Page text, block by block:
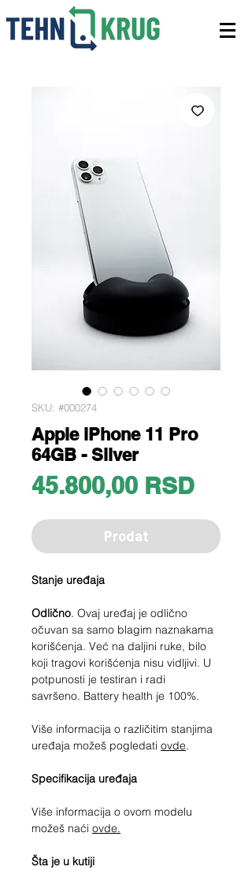
SKU: #000274
Apple iPhone 11 Pro
64GB - Silver
45.800,00 RSDPrice
Prodat
Stanje uređaja
Odlično. Ovaj uređaj je odlično
očuvan sa samo blagim naznakama
korišćenja. Već na daljini ruke, bilo
koji tragovi korišćenja nisu vidljivi. U
potpunosti je testiran i radi
savršeno. Battery health je 100%.
Više informacija o različitim stanjima
uređaja možeš pogledati ovde.
Specifikacija uređaja
Više informacija o ovom modelu
možeš naći ovde.
Šta je u kutiji